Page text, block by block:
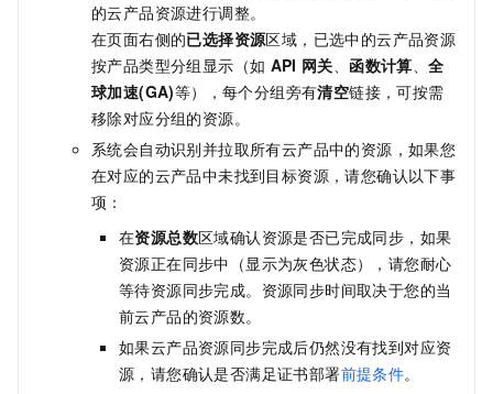
的云产品资源进行调整。
在页面右侧的已选择资源区域，已选中的云产品资源
按产品类型分组显示（如 API 网关、函数计算、全
球加速(GA)等），每个分组旁有清空链接，可按需
移除对应分组的资源。
系统会自动识别并拉取所有云产品中的资源，如果您
在对应的云产品中未找到目标资源，请您确认以下事
项：
在资源总数区域确认资源是否已完成同步，如果
资源正在同步中（显示为灰色状态），请您耐心
等待资源同步完成。资源同步时间取决于您的当
前云产品的资源数。
如果云产品资源同步完成后仍然没有找到对应资
源，请您确认是否满足证书部署前提条件。